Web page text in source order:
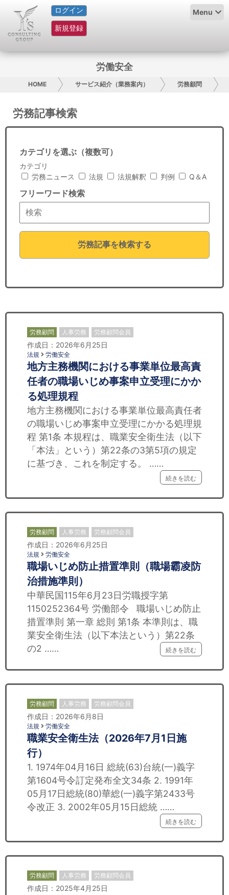
ログイン
新規登録
Menu
HOME
サービス紹介
グループ概要
採用情報
日本人にPR
コンサルティング
リサーチ
セミナー
経済ニュース
飲食店情報
労働安全
HOME サービス紹介（業務案内） 労務顧問
労務記事検索
カテゴリを選ぶ（複数可）
カテゴリ
労務ニュース
法規 法規解釈 判例 Q＆A
フリーワード検索
労務記事を検索する
労務顧問 人事労務 労務顧問会員
作成日：2026年6月25日
法規 労働安全
地方主務機関における事業単位最高責
任者の職場いじめ事案申立受理にかか
る処理規程
地方主務機関における事業単位最高責任者
の職場いじめ事案申立受理にかかる処理規
程 第1条 本規程は、職業安全衛生法（以下
「本法」という）第22条の3第5項の規定
に基づき、これを制定する。 ……
続きを読む
労務顧問 人事労務 労務顧問会員
作成日：2026年6月25日
法規 労働安全
職場いじめ防止措置準則（職場霸凌防
治措施準則）
中華民国115年6月23日労職授字第
1150252364号 労働部令 職場いじめ防止
措置準則 第一章 総則 第1条 本準則は、職
業安全衛生法（以下本法という）第22条
の2 ……
続きを読む
労務顧問 人事労務 労務顧問会員
作成日：2026年6月8日
法規 労働安全
職業安全衛生法（2026年7月1日施
行）
1. 1974年04月16日 総統(63)台統(一)義字
第1604号令訂定発布全文34条 2. 1991年
05月17日総統(80)華総(一)義字第2433号
令改正 3. 2002年05月15日総統 ……
続きを読む
労務顧問 人事労務 労務顧問会員
作成日：2025年4月25日